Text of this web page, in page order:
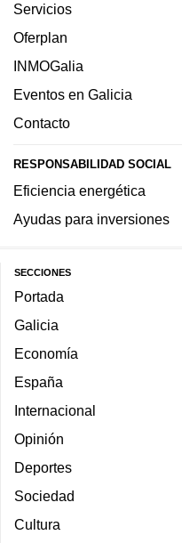
Servicios
Oferplan
INMOGalia
Eventos en Galicia
Contacto
RESPONSABILIDAD SOCIAL
Eficiencia energética
Ayudas para inversiones
SECCIONES
Portada
Galicia
Economía
España
Internacional
Opinión
Deportes
Sociedad
Cultura